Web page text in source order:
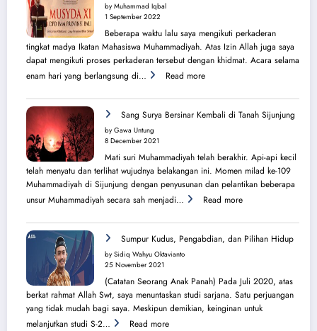
IMM
Ahmad
Yani
by Muhammad Iqbal
1 September 2022
Beberapa waktu lalu saya mengikuti perkaderan
tingkat madya Ikatan Mahasiswa Muhammadiyah. Atas Izin Allah juga saya
dapat mengikuti proses perkaderan tersebut dengan khidmat. Acara selama
enam hari yang berlangsung di…
Read more:
Cahaya
Sang
Balik
Pura
Sang Surya Bersinar Kembali di Tanah Sijunjung
by Gawa Untung
8 December 2021
Mati suri Muhammadiyah telah berakhir. Api-api kecil
telah menyatu dan terlihat wujudnya belakangan ini. Momen milad ke-109
Muhammadiyah di Sijunjung dengan penyusunan dan pelantikan beberapa
unsur Muhammadiyah secara sah menjadi…
Read more:
Surya
Bersinar
Tanah
Sijunjung
Sumpur Kudus, Pengabdian, dan Pilihan Hidup
by Sidiq Wahyu Oktavianto
25 November 2021
(Catatan Seorang Anak Panah) Pada Juli 2020, atas
berkat rahmat Allah Swt, saya menuntaskan studi sarjana. Satu perjuangan
yang tidak mudah bagi saya. Meskipun demikian, keinginan untuk
melanjutkan studi S-2…
Read more: